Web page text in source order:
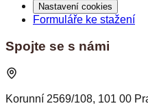
Nastavení cookies
Formuláře ke stažení
Spojte se s námi
Korunní 2569/108, 101 00